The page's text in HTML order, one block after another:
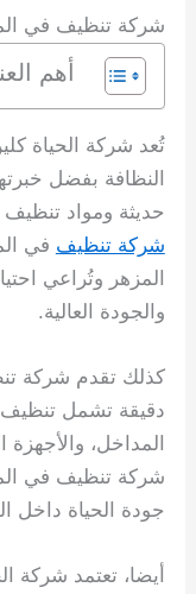
شركة تنظيف في
أهم
تُعد شركة الحياة
النظافة بفضل
حديثة ومواد تنظيف
شركة تنظيف في
المزهر وتُراعي
والجودة العالية.
كذلك تقدم شركة
دقيقة تشمل تنظيف
المداخل، والأجهزة
شركة تنظيف في
جودة الحياة داخل
أيضا، تعتمد